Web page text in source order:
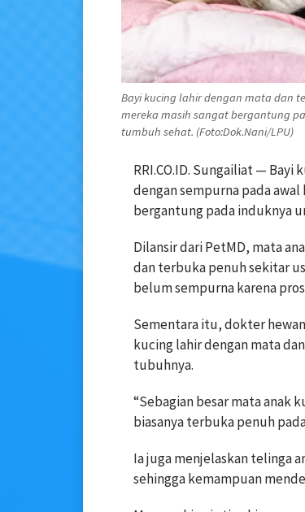
Bayi kucing lahir dengan mata dan
mereka masih sangat bergantung
tumbuh sehat. (Foto:Dok.Nani/LPU)
RRI.CO.ID. Sungailiat —
dengan sempurna pada
bergantung pada induknya
Dilansir dari PetMD, mata
dan terbuka penuh sekitar
belum sempurna karena
Sementara itu, dokter
kucing lahir dengan mata
tubuhnya.
“Sebagian besar mata anak
biasanya terbuka penuh
Ia juga menjelaskan telinga
sehingga kemampuan